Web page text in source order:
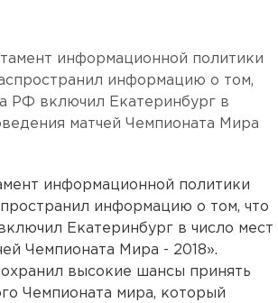
информационной политики
информацию о том,
РФ включил Екатеринбург в
матчей Чемпионата Мира
информационной политики
информацию о том, что
Екатеринбург в число мест
Чемпионата Мира - 2018».
высокие шансы принять
Чемпионата мира, который